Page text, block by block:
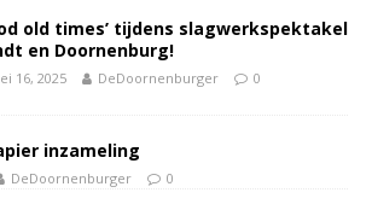
old times’ tijdens slagwerkspektakel
en Doornenburg!
16, 2025 DeDoornenburger 0
inzameling
DeDoornenburger 0